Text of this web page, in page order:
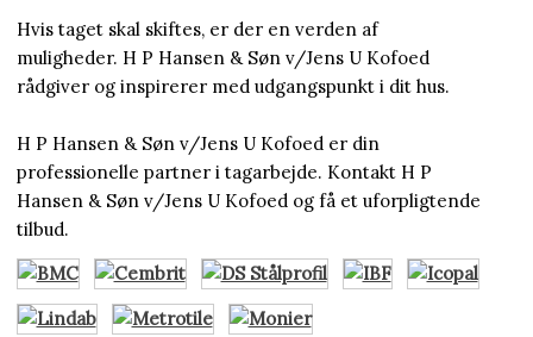
Hvis taget skal skiftes, er der en verden af
muligheder. H P Hansen & Søn v/Jens U Kofoed
rådgiver og inspirerer med udgangspunkt i dit hus.
H P Hansen & Søn v/Jens U Kofoed er din
professionelle partner i tagarbejde. Kontakt H P
Hansen & Søn v/Jens U Kofoed og få et uforpligtende
tilbud.